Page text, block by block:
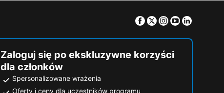
Facebook
TwitterInstagram
Youtube
Zaloguj się po ekskluzywne korzyści
dla członków
Spersonalizowane wrażenia
Oferty i ceny dla uczestników programu